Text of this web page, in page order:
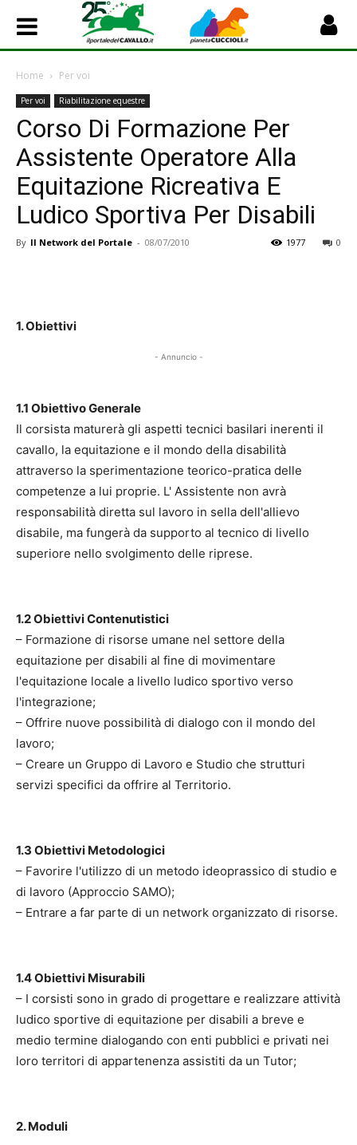
Home Per voi
Per voi Riabilitazione equestre
Corso Di Formazione Per
Assistente Operatore Alla
Equitazione Ricreativa E
Ludico Sportiva Per Disabili
By Il Network del Portale - 08/07/2010 0
1977
1. Obiettivi
- Annuncio -
1.1 Obiettivo Generale
Il corsista maturerà gli aspetti tecnici basilari inerenti il
cavallo, la equitazione e il mondo della disabilità
attraverso la sperimentazione teorico-pratica delle
competenze a lui proprie. L' Assistente non avrà
responsabilità diretta sul lavoro in sella dell'allievo
disabile, ma fungerà da supporto al tecnico di livello
superiore nello svolgimento delle riprese.
1.2 Obiettivi Contenutistici
– Formazione di risorse umane nel settore della
equitazione per disabili al fine di movimentare
l'equitazione locale a livello ludico sportivo verso
l'integrazione;
– Offrire nuove possibilità di dialogo con il mondo del
lavoro;
– Creare un Gruppo di Lavoro e Studio che strutturi
servizi specifici da offrire al Territorio.
1.3 Obiettivi Metodologici
– Favorire l'utilizzo di un metodo ideoprassico di studio e
di lavoro (Approccio SAMO);
– Entrare a far parte di un network organizzato di risorse.
1.4 Obiettivi Misurabili
– I corsisti sono in grado di progettare e realizzare attività
ludico sportive di equitazione per disabili a breve e
medio termine dialogando con enti pubblici e privati nei
loro territori di appartenenza assistiti da un Tutor;
2. Moduli